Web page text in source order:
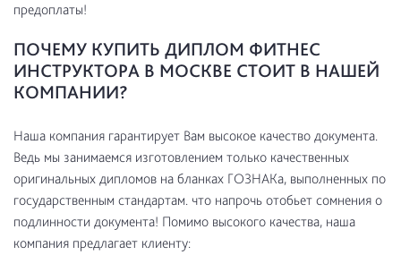
предоплаты!
ПОЧЕМУ КУПИТЬ ДИПЛОМ ФИТНЕС
ИНСТРУКТОРА В МОСКВЕ СТОИТ В НАШЕЙ
КОМПАНИИ?
Наша компания гарантирует Вам высокое качество документа.
Ведь мы занимаемся изготовлением только качественных
оригинальных дипломов на бланках ГОЗНАКа, выполненных по
государственным стандартам. что напрочь отобьет сомнения о
подлинности документа! Помимо высокого качества, наша
компания предлагает клиенту: